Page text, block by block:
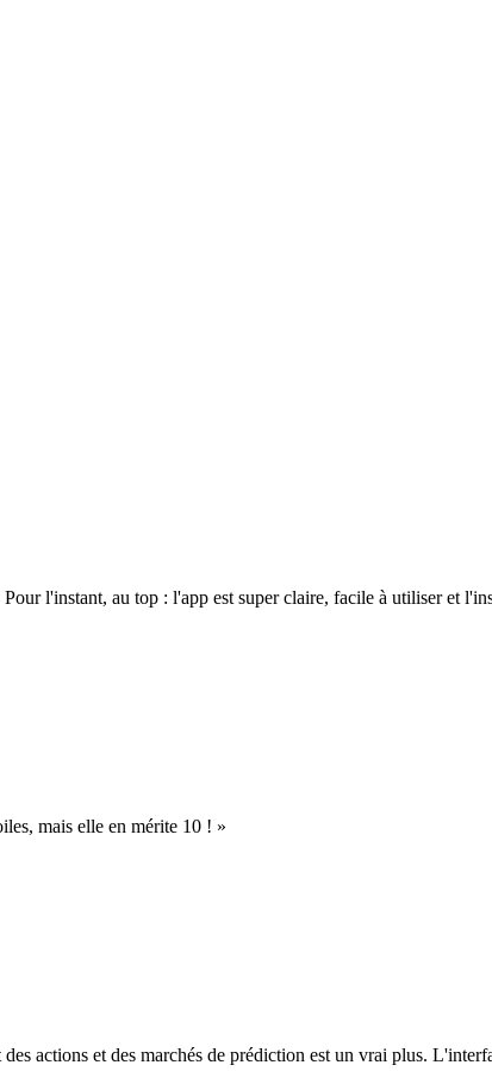
l'instant, au top : l'app est super claire, facile à utiliser et
mais elle en mérite 10 ! »
actions et des marchés de prédiction est un vrai plus.